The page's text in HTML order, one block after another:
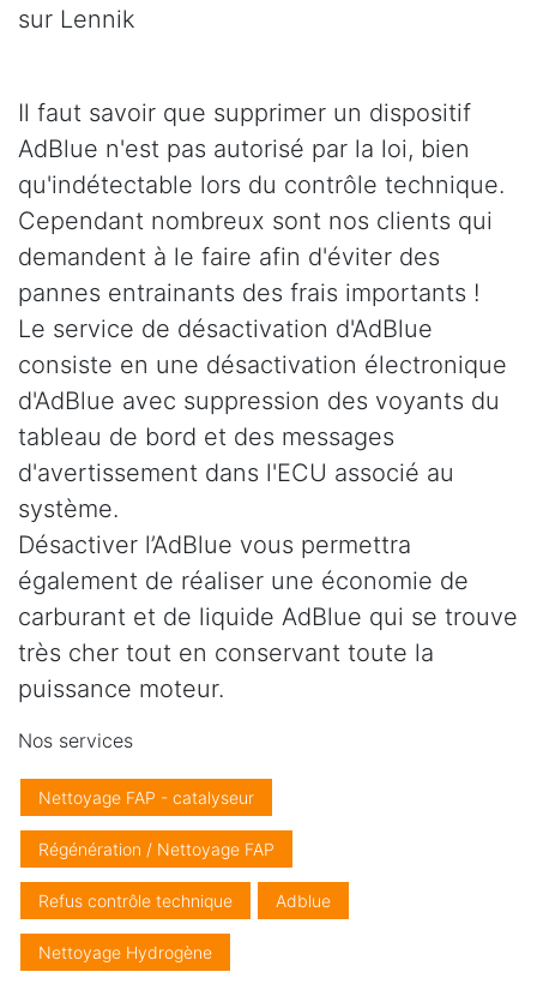
sur Lennik
Il faut savoir que supprimer un dispositif
AdBlue n'est pas autorisé par la loi, bien
qu'indétectable lors du contrôle technique.
Cependant nombreux sont nos clients qui
demandent à le faire afin d'éviter des
pannes entrainants des frais importants !
Le service de désactivation d'AdBlue
consiste en une désactivation électronique
d'AdBlue avec suppression des voyants du
tableau de bord et des messages
d'avertissement dans l'ECU associé au
système.
Désactiver l’AdBlue vous permettra
également de réaliser une économie de
carburant et de liquide AdBlue qui se trouve
très cher tout en conservant toute la
puissance moteur.
Nos services
Nettoyage FAP - catalyseur
Régénération / Nettoyage FAP
Refus contrôle technique Adblue
Nettoyage Hydrogène